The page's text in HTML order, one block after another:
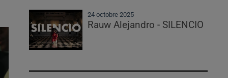
24 octobre 2025
Rauw Alejandro - SILENCIO